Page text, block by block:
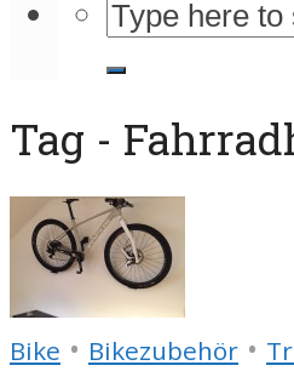
Tag -
Bike • Bikezubehör •